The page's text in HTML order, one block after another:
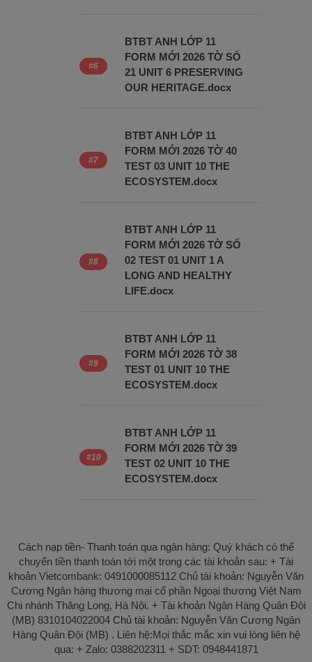
BTBT ANH LỚP 11
FORM MỚI 2026 TỜ SỐ
21 UNIT 6 PRESERVING
OUR HERITAGE.docx
BTBT ANH LỚP 11
FORM MỚI 2026 TỜ 40
TEST 03 UNIT 10 THE
ECOSYSTEM.docx
BTBT ANH LỚP 11
FORM MỚI 2026 TỜ SỐ
02 TEST 01 UNIT 1 A
LONG AND HEALTHY
LIFE.docx
BTBT ANH LỚP 11
FORM MỚI 2026 TỜ 38
TEST 01 UNIT 10 THE
ECOSYSTEM.docx
BTBT ANH LỚP 11
FORM MỚI 2026 TỜ 39
TEST 02 UNIT 10 THE
ECOSYSTEM.docx
Cách nạp tiền- Thanh toán qua ngân hàng: Quý khách có thể
chuyển tiền thanh toán tới một trong các tài khoản sau: + Tài
khoản Vietcombank: 0491000085112 Chủ tài khoản: Nguyễn Văn
Cương Ngân hàng thương mại cổ phần Ngoại thương Việt Nam
Chi nhánh Thăng Long, Hà Nội. + Tài khoản Ngân Hàng Quân Đội
(MB) 8310104022004 Chủ tài khoản: Nguyễn Văn Cương Ngân
Hàng Quân Đội (MB) . Liên hệ:Mọi thắc mắc xin vui lòng liên hệ
qua: + Zalo: 0388202311 + SDT: 0948441871